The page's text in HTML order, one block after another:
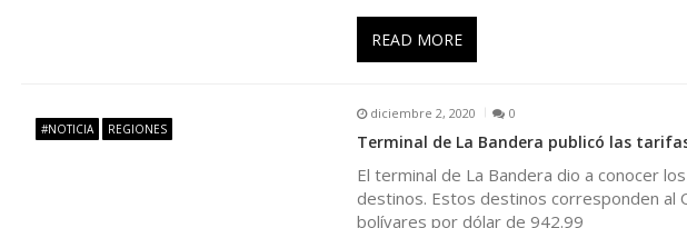
ó
READ MORE
#NOTICIA REGIONES
diciembre 2, 2020 0
Terminal de La Bandera publicó las
El terminal de La Bandera dio a conocer
destinos. Estos destinos corresponden al
bolívares por dólar de 942.99